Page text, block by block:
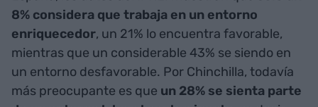
8% considera que trabaja en un entorno
enriquecedor, un 21% lo encuentra favorable,
mientras que un considerable 43% se siendo en
un entorno desfavorable. Por Chinchilla, todavía
más preocupante es que un 28% se sienta parte